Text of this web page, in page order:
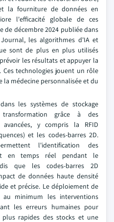
la fourniture de données en
l'efficacité globale de ces
de décembre 2024 publiée dans
Journal, les algorithmes d'IA et
sont de plus en plus utilisés
les résultats et appuyer la
Ces technologies jouent un rôle
médecine personnalisée et du
les systèmes de stockage
grâce à des
avancées, y compris la RFID
et les codes-barres 2D.
l'identification des
en temps réel pendant le
que les codes-barres 2D
de données haute densité
et précise. Le déploiement de
minimum les interventions
les erreurs humaines pour
rapides des stocks et une